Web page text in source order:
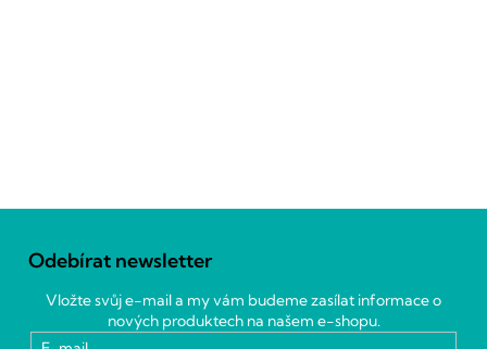
Odebírat newsletter
Vložte svůj e-mail a my vám budeme zasílat informace o
nových produktech na našem e-shopu.